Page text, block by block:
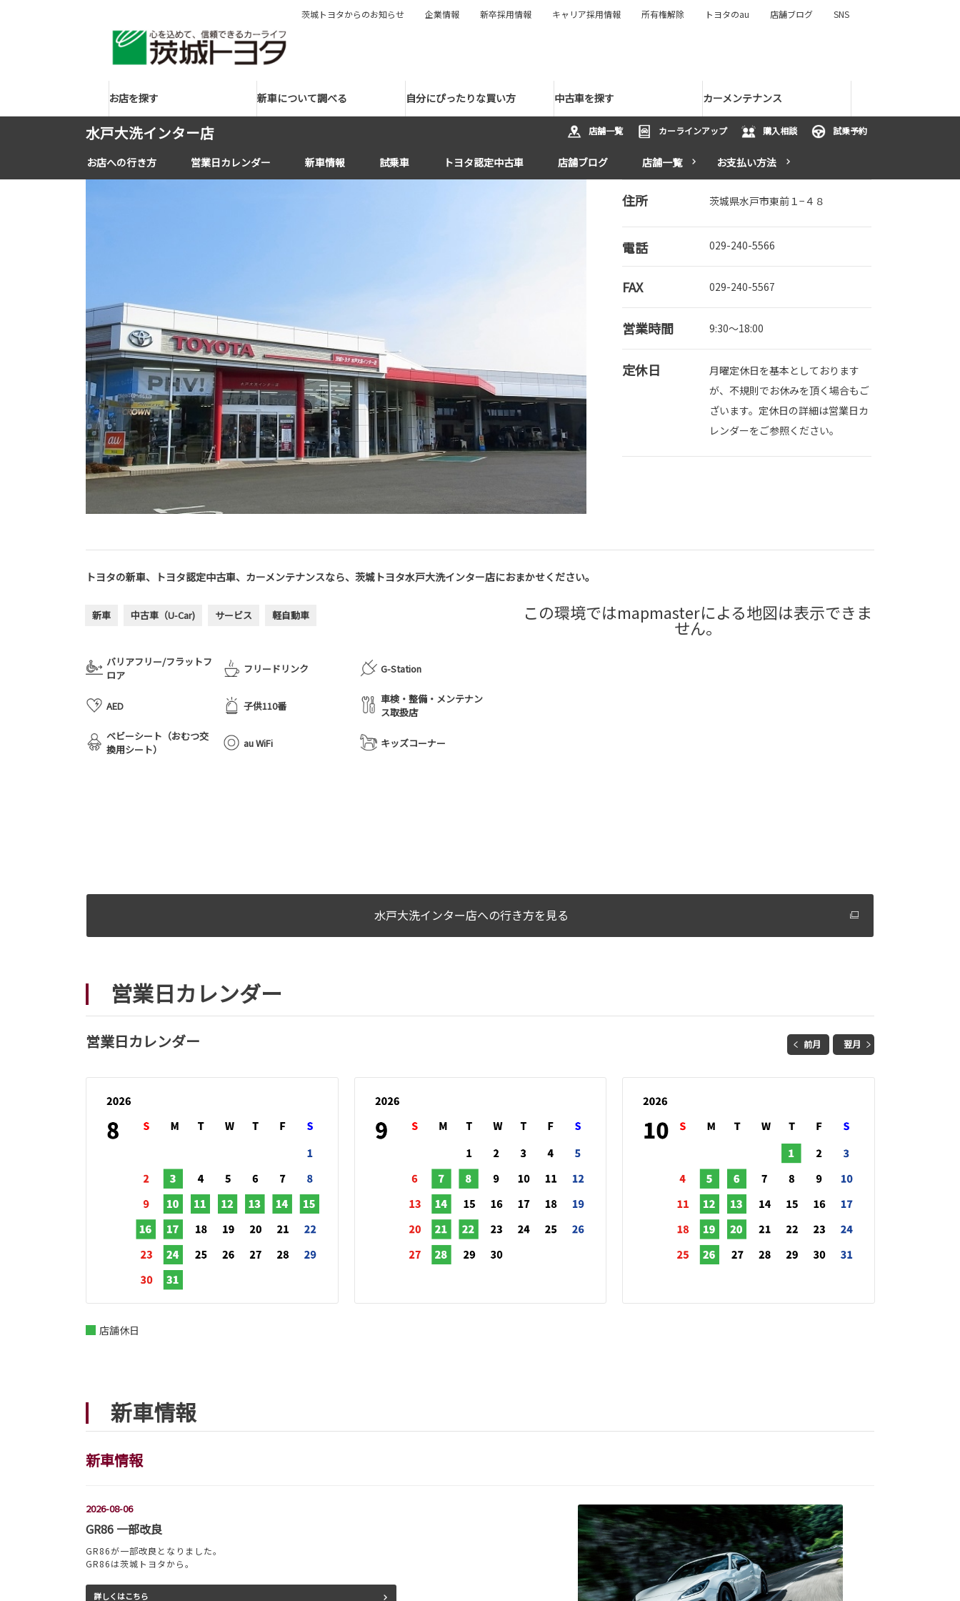
お店を探す 新車について調べる 自分にぴったりな買い方 中古車を探す カーメンテナンス
茨城トヨタからのお知らせ 企業情報 新卒採用情報 キャリア採用情報 所有権解除 トヨタのau 店舗ブログ SNS
水戸大洗インター店 店舗一覧 カーラインアップ 購入相談 試乗予約
お店への行き方 営業日カレンダー 新車情報 試乗車 トヨタ認定中古車 店舗ブログ 店舗一覧 お支払い方法
住所 茨城県水戸市東前１−４８
電話 029-240-5566
FAX 029-240-5567
営業時間 9:30～18:00
定休日
月曜定休日を基本としております
が、不規則でお休みを頂く場合もご
ざいます。定休日の詳細は営業日カ
レンダーをご参照ください。
トヨタの新車、トヨタ認定中古車、カーメンテナンスなら、茨城トヨタ水戸大洗インター店におまかせください。
新車 中古車（U-Car) サービス 軽自動車
バリアフリー/フラットフ
ロア
フリードリンク G-Station
AED 子供110番
車検・整備・メンテナン
ス取扱店
ベビーシート（おむつ交
換用シート）
au WiFi キッズコーナー
この環境ではmapmasterによる地図は表示できま
せん。
水戸大洗インター店への行き方を見る
営業日カレンダー
営業日カレンダー 前月 翌月
店舗休日
新車情報
新車情報
2026-08-06
GR86 一部改良
GR86が一部改良となりました。
GR86は茨城トヨタから。
詳しくはこちら